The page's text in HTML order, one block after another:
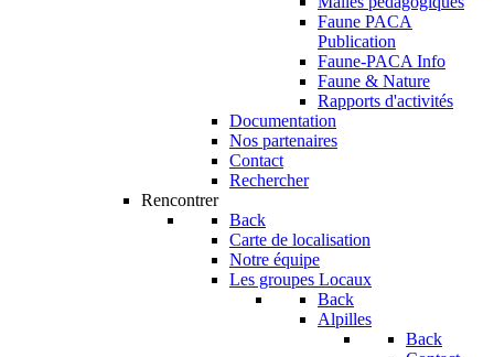
Faune PACA
Publication
Faune-PACA Info
Faune & Nature
Rapports d'activités
Documentation
Nos partenaires
Contact
Rechercher
Rencontrer
Back
Carte de localisation
Notre équipe
Les groupes Locaux
Back
Alpilles
Back